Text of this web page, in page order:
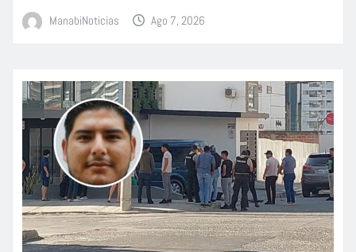
ManabiNoticias Ago 7, 2026